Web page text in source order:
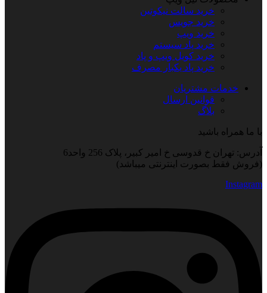
خرید سالت نیکوتین
خرید جویس
خرید ویپ
خرید پاد سیستم
خرید کویل ویپ و پاد
خرید پاد یکبار مصرف
خدمات مشتریان
قوانین ارسال
بلاگ
با ما همراه باشید
آدرس: تهران خ قدوسی خ امیر کبیر، پلاک 256 واحد6
(فروش فقط بصورت اینترنتی میباشد)
Instagram